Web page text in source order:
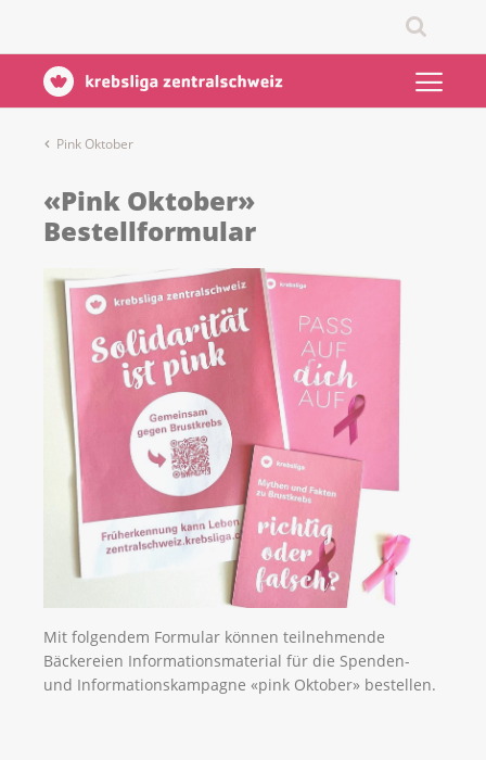
Pink Oktober
«Pink Oktober»
Bestellformular
Mit folgendem Formular können teilnehmende
Bäckereien Informationsmaterial für die Spenden-
und Informationskampagne «pink Oktober» bestellen.